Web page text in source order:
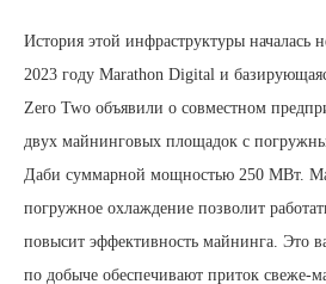
История этой инфраструктуры началась
2023 году Marathon Digital и
Zero Two объявили о совместном
двух майнинговых площадок с
Даби суммарной мощностью 250 МВт.
погружное охлаждение позволит
повысит эффективность майнинга. Это
по добыче обеспечивают приток свеже-